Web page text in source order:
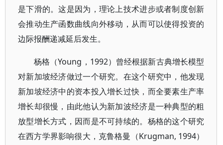
是下滑的。这是因为，理论上技术进步或者制度创新
会推动生产函数曲线向外移动，从而可以使得投资的
边际报酬递减延后发生。
杨格（Young，1992）曾经根据新古典增长模型
对新加坡经济做过一个研究。在这个研究中，他发现
新加坡经济中的资本投入增长过快，而全要素生产率
增长却很慢，由此他认为新加波经济是一种典型的粗
放型增长方式，因而是不可持续的。杨格的这个研究
在西方学界影响很大，克鲁格曼（Krugman, 1994）